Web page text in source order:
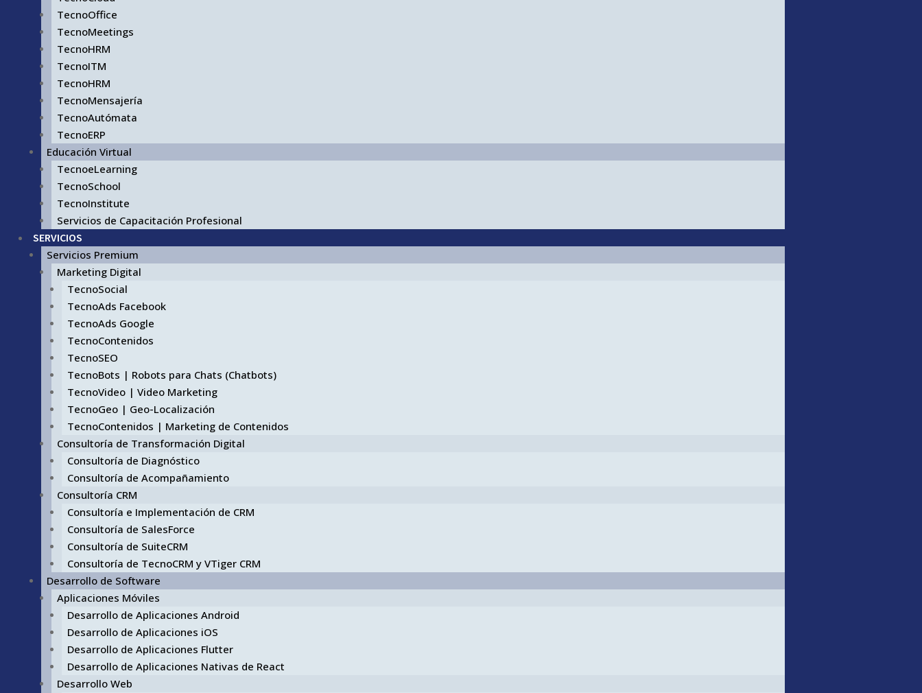
TecnoOffice
TecnoMeetings
TecnoHRM
TecnoITM
TecnoHRM
TecnoMensajería
TecnoAutómata
TecnoERP
Educación Virtual
TecnoeLearning
TecnoSchool
TecnoInstitute
Servicios de Capacitación Profesional
SERVICIOS
Servicios Premium
Marketing Digital
TecnoSocial
TecnoAds Facebook
TecnoAds Google
TecnoContenidos
TecnoSEO
TecnoBots | Robots para Chats (Chatbots)
TecnoVideo | Video Marketing
TecnoGeo | Geo-Localización
TecnoContenidos | Marketing de Contenidos
Consultoría de Transformación Digital
Consultoría de Diagnóstico
Consultoría de Acompañamiento
Consultoría CRM
Consultoría e Implementación de CRM
Consultoría de SalesForce
Consultoría de SuiteCRM
Consultoría de TecnoCRM y VTiger CRM
Desarrollo de Software
Aplicaciones Móviles
Desarrollo de Aplicaciones Android
Desarrollo de Aplicaciones iOS
Desarrollo de Aplicaciones Flutter
Desarrollo de Aplicaciones Nativas de React
Desarrollo Web